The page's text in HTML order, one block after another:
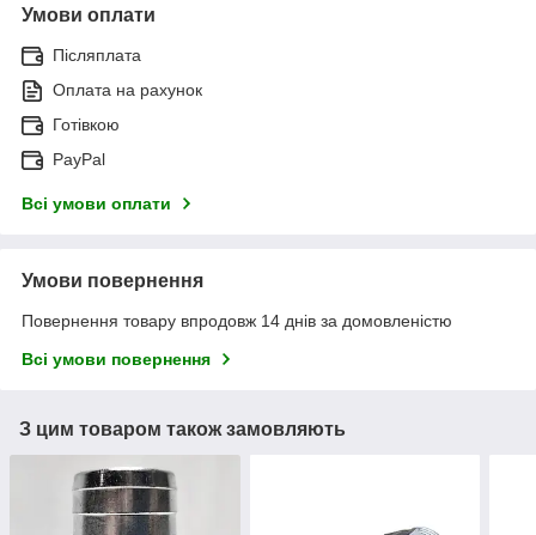
Умови оплати
Післяплата
Оплата на рахунок
Готівкою
PayPal
Всі умови оплати
Умови повернення
Повернення товару впродовж 14 днів за домовленістю
Всі умови повернення
З цим товаром також замовляють